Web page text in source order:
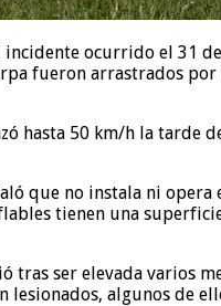
ocurrido el 31
fueron arrastrados
hasta 50 km/h la tarde
que no instala ni
tienen una
tras ser elevada varios
lesionados, algunos de